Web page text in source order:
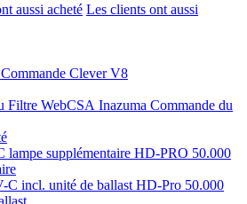
aussi acheté Les clients ont aussi
Commande Clever V8
Inazuma Commande du
HD-PRO 50.000
HD-Pro 50.000